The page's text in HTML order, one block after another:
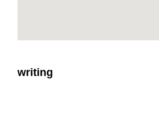
writing